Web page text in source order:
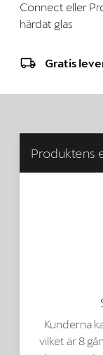
Connect eller
härdat glas
Gratis
Produktens
Kunderna
vilket är 8